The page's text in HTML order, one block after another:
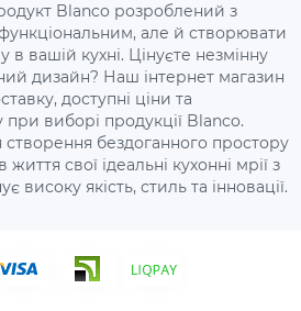
Blanco розроблений з
але й створювати
вашій кухні. Цінуєте незмінну
дизайн? Наш інтернет магазин
доступні ціни та
виборі продукції Blanco.
бездоганного простору
свої ідеальні кухонні мрії з
високу якість, стиль та інновації.